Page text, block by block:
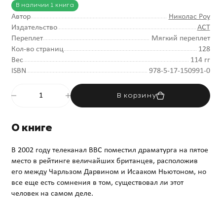
В наличии 1 книга
Автор
Николас Роу
Издательство
АСТ
Переплет
Мягкий переплет
Кол-во страниц
128
Вес
114 гг
ISBN
978-5-17-150991-0
В корзину
О книге
В 2002 году телеканал BBC поместил драматурга на пятое
место в рейтинге величайших британцев, расположив
его между Чарльзом Дарвином и Исааком Ньютоном, но
все еще есть сомнения в том, существовал ли этот
человек на самом деле.